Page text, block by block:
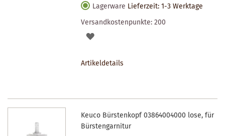
Lagerware Lieferzeit: 1-3 Werktage
Versandkostenpunkte:200
AUF
Artikeldetails
Keuco Bürstenkopf 03864004000 lose, für
Bürstengarnitur